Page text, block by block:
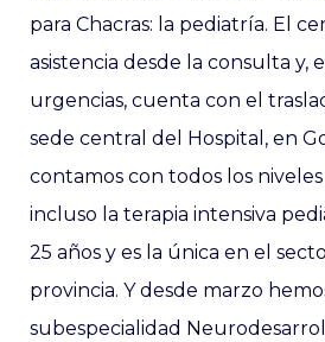
para Chacras: la pediatría. El
asistencia desde la consulta y,
urgencias, cuenta con el
sede central del Hospital, en
contamos con todos los
incluso la terapia intensiva
25 años y es la única en el
provincia. Y desde marzo
subespecialidad